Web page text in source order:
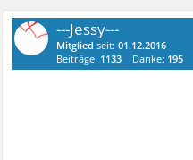
---Jessy---
Mitglied seit:01.12.2016
Beiträge: 1133 Danke: 195